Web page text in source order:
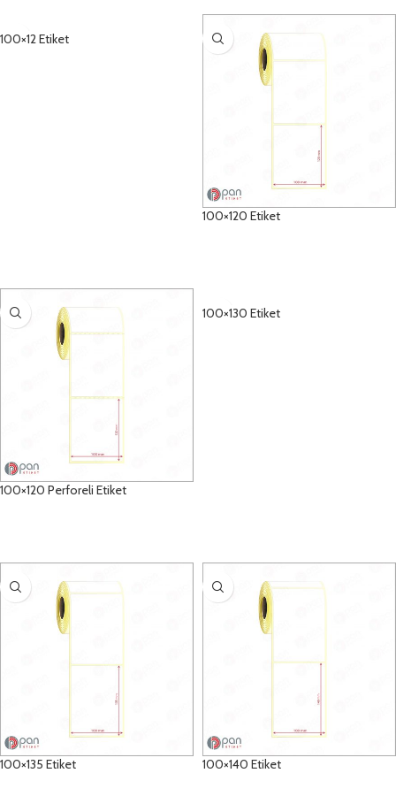
100×12 Etiket
100×120 Etiket
100×120 Perforeli Etiket
100×130 Etiket
100×135 Etiket 100×140 Etiket